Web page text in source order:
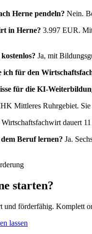
Herne pendeln? Nein.
in Herne? 3.997 EUR.
Ja, mit
ich für den
für die KI-
Mittleres Ruhrgebiet. Sie
dauert
Beruf lernen? Ja.
starten?
förderfähig. Komplett
lassen